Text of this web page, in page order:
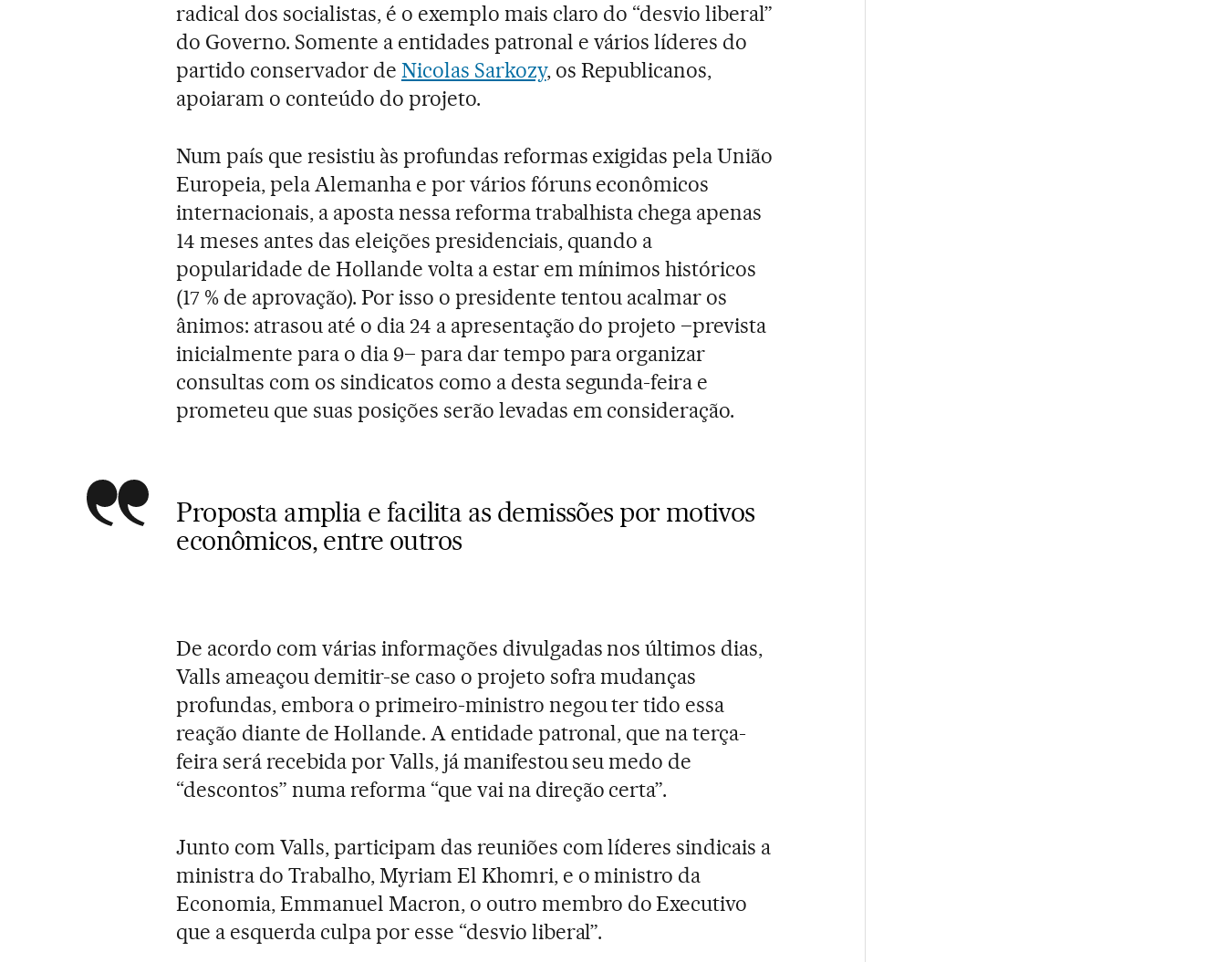
radical dos socialistas, é o exemplo mais claro do “desvio liberal”
do Governo. Somente a entidades patronal e vários líderes do
partido conservador de Nicolas Sarkozy, os Republicanos,
apoiaram o conteúdo do projeto.
Num país que resistiu às profundas reformas exigidas pela União
Europeia, pela Alemanha e por vários fóruns econômicos
internacionais, a aposta nessa reforma trabalhista chega apenas
14 meses antes das eleições presidenciais, quando a
popularidade de Hollande volta a estar em mínimos históricos
(17 % de aprovação). Por isso o presidente tentou acalmar os
ânimos: atrasou até o dia 24 a apresentação do projeto –prevista
inicialmente para o dia 9– para dar tempo para organizar
consultas com os sindicatos como a desta segunda-feira e
prometeu que suas posições serão levadas em consideração.
Proposta amplia e facilita as demissões por motivos
econômicos, entre outros
De acordo com várias informações divulgadas nos últimos dias,
Valls ameaçou demitir-se caso o projeto sofra mudanças
profundas, embora o primeiro-ministro negou ter tido essa
reação diante de Hollande. A entidade patronal, que na terça-
feira será recebida por Valls, já manifestou seu medo de
“descontos” numa reforma “que vai na direção certa”.
Junto com Valls, participam das reuniões com líderes sindicais a
ministra do Trabalho, Myriam El Khomri, e o ministro da
Economia, Emmanuel Macron, o outro membro do Executivo
que a esquerda culpa por esse “desvio liberal”.